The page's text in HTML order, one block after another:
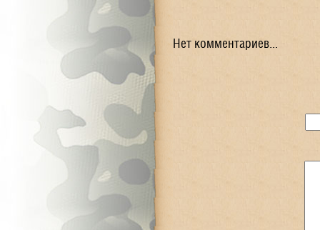
Нет комментариев...